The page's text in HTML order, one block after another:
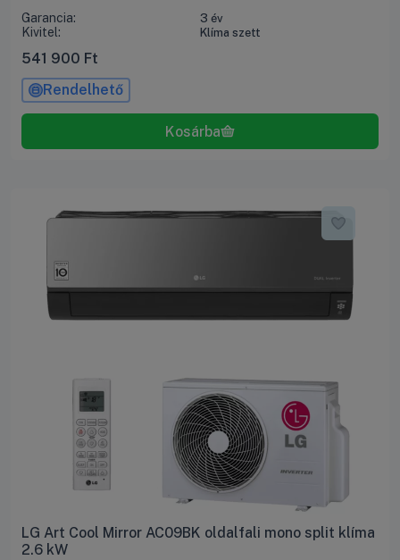
Garancia: 3 év
Kivitel: Klíma szett
541 900 Ft
Rendelhető
LG Art Cool Mirror AC09BK oldalfali mono split klíma
2.6 kW